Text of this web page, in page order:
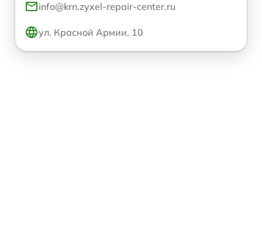
info@krn.zyxel-repair-center.ru
ул. Красной Армии, 10